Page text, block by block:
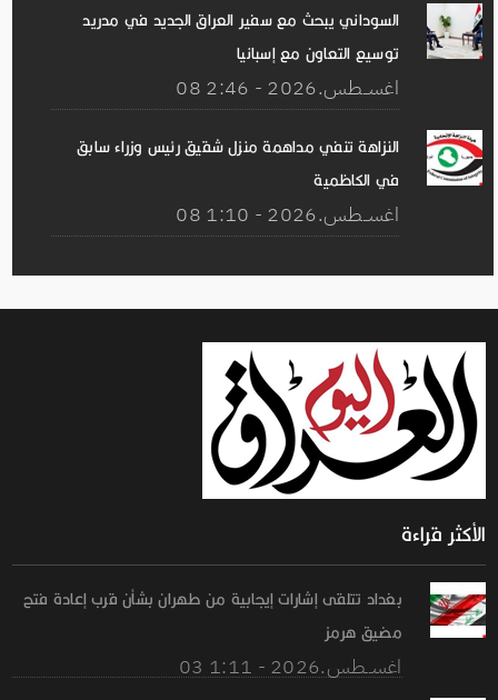
السوداني يبحث مع سفير العراق الجديد في مدريد
توسيع التعاون مع إسبانيا
08 اغســطس.2026 - 2:46
النزاهة تنفي مداهمة منزل شقيق رئيس وزراء سابق
في الكاظمية
08 اغســطس.2026 - 1:10
الأكثر قراءة
بغداد تتلقى إشارات إيجابية من طهران بشأن قرب إعادة فتح
مضيق هرمز
03 اغســطس.2026 - 1:11